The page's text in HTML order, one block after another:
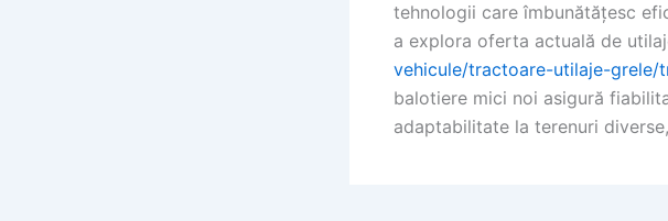
tehnologii care îmbunătățesc
a explora oferta actuală de
vehicule/tractoare-utilaje-
balotiere mici noi asigură
adaptabilitate la terenuri